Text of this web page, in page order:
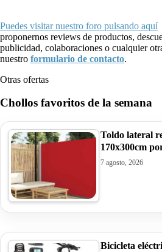
Puedes visitar nuestro foro pulsando aquí
proponernos reviews de productos,
publicidad, colaboraciones o cualquier
nuestro formulario de contacto.
Otras ofertas
Chollos favoritos de la semana
Toldo lateral
170x300cm
7 agosto, 2026
Bicicleta